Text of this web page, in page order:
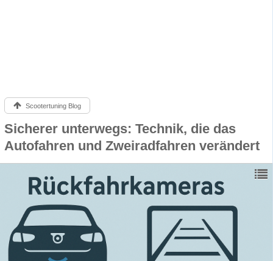
Scootertuning Blog
Sicherer unterwegs: Technik, die das
Autofahren und Zweiradfahren verändert